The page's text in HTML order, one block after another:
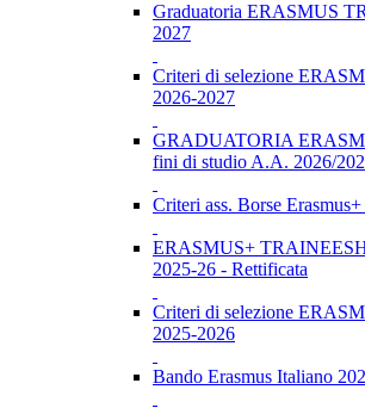
Graduatoria ERASMUS
2027
Criteri di selezione
2026-2027
GRADUATORIA
fini di studio A.A. 2026/
Criteri ass. Borse
ERASMUS+
2025-26 - Rettificata
Criteri di selezione
2025-2026
Bando Erasmus Italiano